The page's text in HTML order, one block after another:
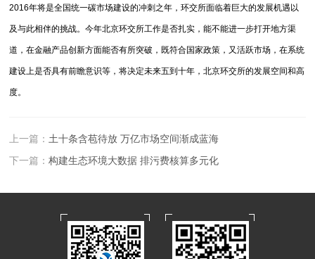
2016年将是全国统一碳市场建设的冲刺之年，环交所面临着巨大的发展机遇以
及与此相伴的挑战。今年北京环交所工作是否扎实，能不能进一步打开地方渠
道，在金融产品创新方面能否有所突破，既符合国家政策，又活跃市场，在系统
建设上是否具有前瞻意识等，将决定未来五到十年，北京环交所的发展空间和高
度。
上一篇： 土十条含苞待放 万亿市场空间渐成蓝海
下一篇：构建生态环境大数据 排污费核算多元化